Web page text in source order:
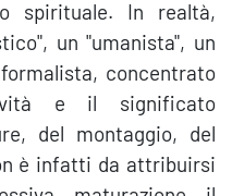
spirituale. In realtà,
un "umanista", un
concentrato
e il significato
del montaggio, del
è infatti da attribuirsi